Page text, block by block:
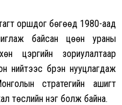
оршдог бөгөөд 1980-аад
байсан цөөн ураны
цэргийн зориулалтаар
бүрэн нууцлагдаж
стратегийн ашигт
төслийн нэг болж байна.